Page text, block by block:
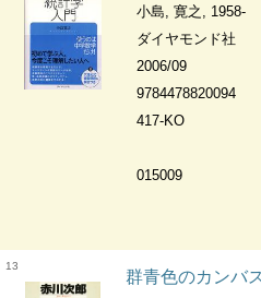
小島, 寛之, 1958-
ダイヤモンド社
2006/09
9784478820094
417-KO
015009
13
群青色のカンバス